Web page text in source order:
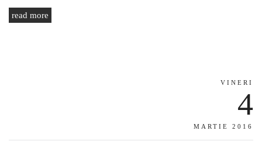
read more
VINERI
4
MARTIE 2016